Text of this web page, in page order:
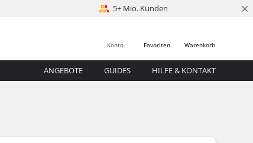
5+ Mio. Kunden ×
Warenkorb
Favoriten
Konto
ANGEBOTE GUIDES HILFE & KONTAKT